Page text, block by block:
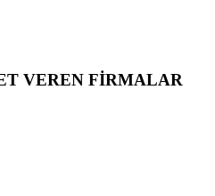
VEREN FİRMALAR